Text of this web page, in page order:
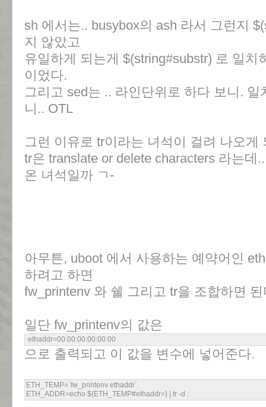
sh 에서는.. busybox의 ash 라서 그런지
지 않았고
유일하게 되는게 $(string#substr) 로 일치
이었다.
그리고 sed는 .. 라인단위로 하다 보니.
니.. OTL
그런 이유로 tr이라는 녀석이 걸려 나오게
tr은 translate or delete characters 라는데
온 녀석일까 ㄱ-
아무튼, uboot 에서 사용하는 예약어인
하려고 하면
fw_printenv 와 쉘 그리고 tr을 조합하면 된
일단 fw_printenv의 값은
ethaddr=00:00:00:00:00:00
으로 출력되고 이 값을 변수에 넣어준다.
ETH_TEMP=`fw_printenv ethaddr`
ETH_ADDR=echo ${ETH_TEMP#ethaddr=} | tr -d :